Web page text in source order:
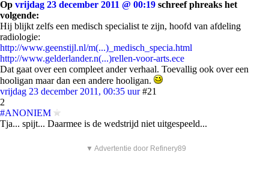
Op vrijdag 23 december 2011 @ 00:19 schreef phreaks het
volgende:
Hij blijkt zelfs een medisch specialist te zijn, hoofd van afdeling
radiologie:
http://www.geenstijl.nl/m(...)_medisch_specia.html
http://www.gelderlander.n(...)rellen-voor-arts.ece
Dat gaat over een compleet ander verhaal. Toevallig ook over een
hooligan maar dan een andere hooligan.
vrijdag 23 december 2011, 00:35 uur #21
2
#ANONIEM
Tja... spijt... Daarmee is de wedstrijd niet uitgespeeld...
▼ Advertentie door Refinery89